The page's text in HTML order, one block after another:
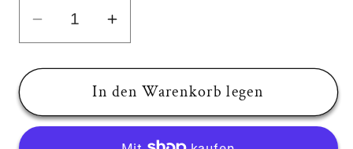
Verringere
die
Menge
Siena
Garden
Erhöhe
die
Menge
für
Siena
In den Warenkorb legen